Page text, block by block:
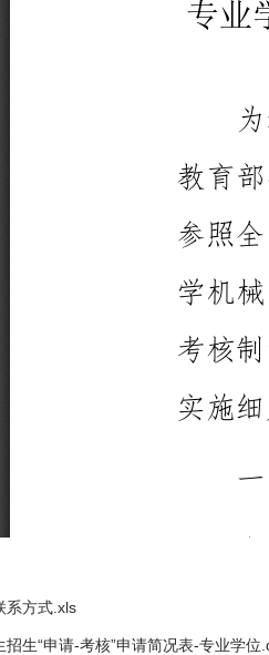
系方式.xls
招生“申请-考核”申请简况表-专业学位